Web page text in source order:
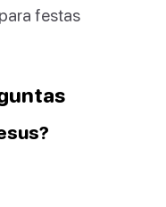
festas